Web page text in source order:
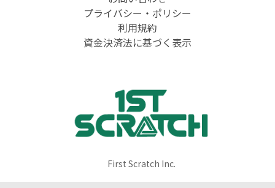
First Scratch Inc.
プライバシー・ポリシー
利用規約
資金決済法に基づく表示